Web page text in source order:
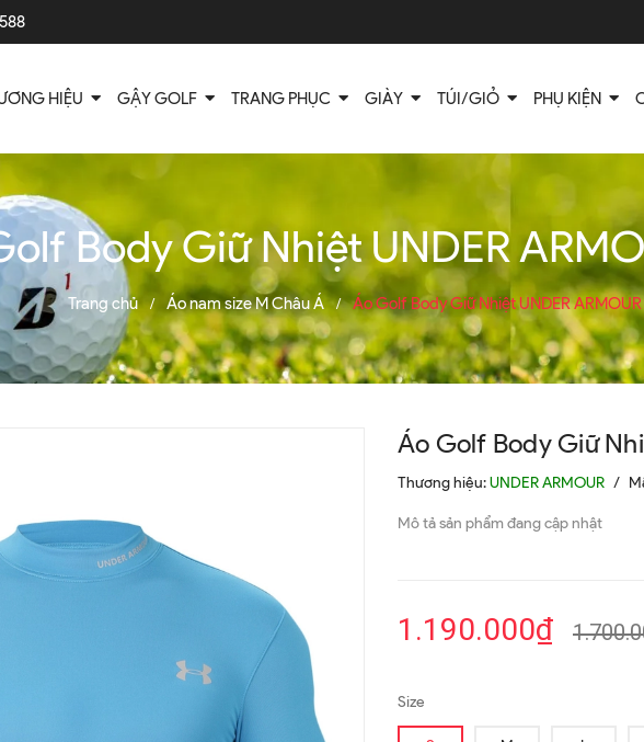
HIỆU GẬY GOLF TRANG PHỤC GIÀY TÚI/GIỎ PHỤ KIỆN
Body Giữ Nhiệt UNDER
Trang chủ / Áo nam size M Châu Á / Áo Golf Body Giữ Nhiệt UNDER
Áo Golf Body Giữ
Thương hiệu:UNDER ARMOUR /
Mô tả sản phẩm đang cập nhật
1.190.000₫
Size